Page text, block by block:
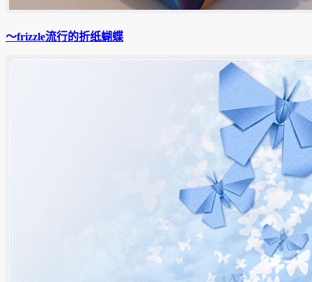
〜frizzle流行的折纸蝴蝶